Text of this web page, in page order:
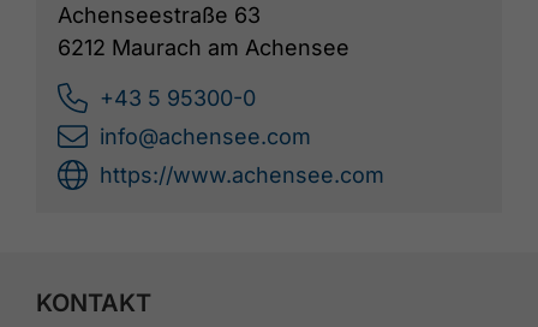
Achenseestraße 63
6212 Maurach am Achensee
+43 5 95300-0
info@achensee.com
https://www.achensee.com
KONTAKT